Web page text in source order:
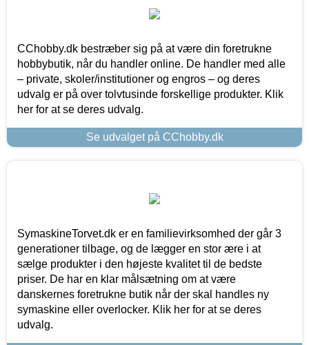
CChobby.dk bestræber sig på at være din foretrukne
hobbybutik, når du handler online. De handler med alle
– private, skoler/institutioner og engros – og deres
udvalg er på over tolvtusinde forskellige produkter. Klik
her for at se deres udvalg.
Se udvalget på CChobby.dk
SymaskineTorvet.dk er en familievirksomhed der går 3
generationer tilbage, og de lægger en stor ære i at
sælge produkter i den højeste kvalitet til de bedste
priser. De har en klar målsætning om at være
danskernes foretrukne butik når der skal handles ny
symaskine eller overlocker. Klik her for at se deres
udvalg.